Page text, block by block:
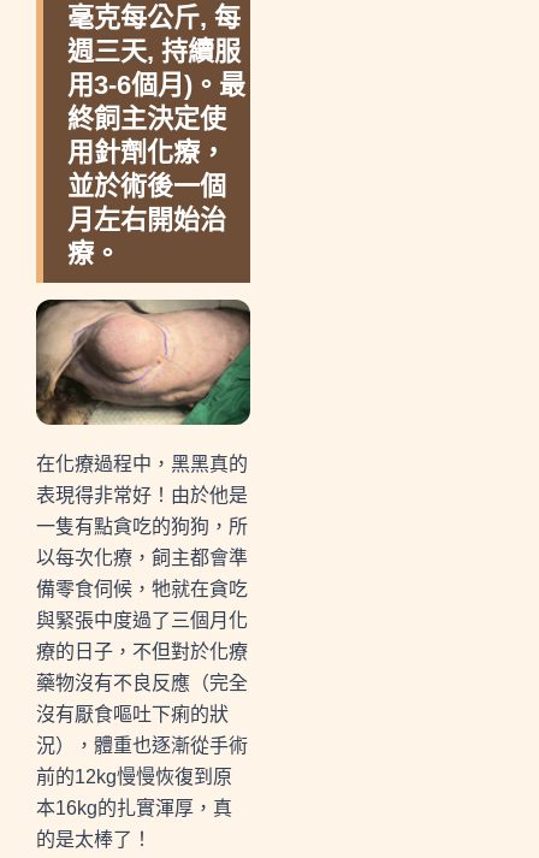
毫克每公斤, 每
週三天, 持續服
用3-6個月)。最
終飼主決定使
用針劑化療，
並於術後一個
月左右開始治
療。
在化療過程中，黑黑真的
表現得非常好！由於他是
一隻有點貪吃的狗狗，所
以每次化療，飼主都會準
備零食伺候，牠就在貪吃
與緊張中度過了三個月化
療的日子，不但對於化療
藥物沒有不良反應（完全
沒有厭食嘔吐下痢的狀
況），體重也逐漸從手術
前的12kg慢慢恢復到原
本16kg的扎實渾厚，真
的是太棒了！